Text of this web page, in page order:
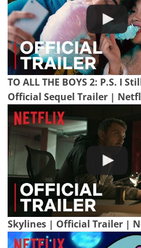
TO ALL THE BOYS 2: P.S. I
Official Sequel Trailer |
Skylines | Official Trailer |